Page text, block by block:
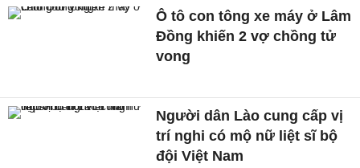
Ô tô con tông xe máy ở Lâm
Đồng khiến 2 vợ chồng tử
vong
Người dân Lào cung cấp vị
trí nghi có mộ nữ liệt sĩ bộ
đội Việt Nam